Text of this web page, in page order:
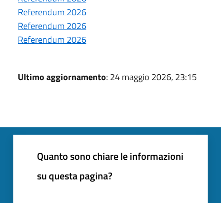
Referendum 2026
Referendum 2026
Referendum 2026
Ultimo aggiornamento: 24 maggio 2026, 23:15
Quanto sono chiare le informazioni
su questa pagina?